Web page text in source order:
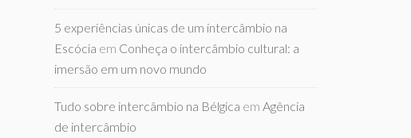
5 experiências únicas de um intercâmbio na
Escócia em Conheça o intercâmbio cultural: a
imersão em um novo mundo
Tudo sobre intercâmbio na Bélgica em Agência
de intercâmbio